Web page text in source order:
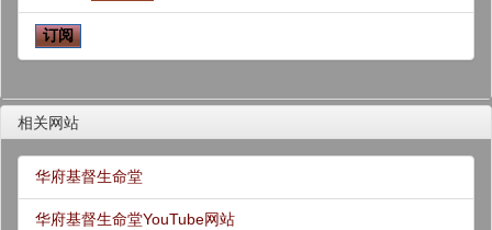
相关网站
华府基督生命堂
华府基督生命堂YouTube网站